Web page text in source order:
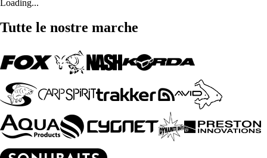
Loading...
Tutte le nostre marche